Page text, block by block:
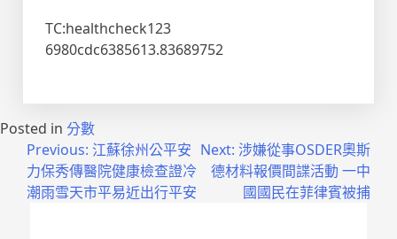
TC:healthcheck123
6980cdc6385613.83689752
Posted in 分數
Previous: 江蘇徐州公平安
力保秀傳醫院健康檢查證冷
潮雨雪天市平易近出行平安
Next: 涉嫌從事OSDER奧斯
德材料報價間諜活動 一中
國國民在菲律賓被捕